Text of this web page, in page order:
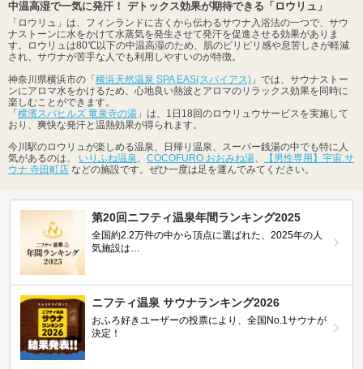
中温高湿で一気に発汗！ デトックス効果が期待できる「ロウリュ」
「ロウリュ」は、フィンランドに古くから伝わるサウナ入浴法の一つで、サウ
ナストーンに水をかけて水蒸気を発生させて発汗を促進させる効果がありま
す。ロウリュは80℃以下の中温高湿のため、肌のピリピリ感や息苦しさが軽減
され、サウナが苦手な人でも利用しやすいのが特徴。
神奈川県横浜市の「 横浜天然温泉 SPA EAS(スパイアス) 」では、サウナストー
ンにアロマ水をかけるため、心地良い熱波とアロマのリラックス効果を同時に
楽しむことができます。
「 横濱スパヒルズ 竜泉寺の湯 」は、1日18回のロウリュウサービスを実施して
おり、爽快な発汗と温熱効果が得られます。
今川駅のロウリュが楽しめる温泉、日帰り温泉、スーパー銭湯の中でも特に人
気があるのは、 いりふね温泉、 COCOFURO おおみね湯、
【男性専用】宇宙.サ
ウナ 寺田町店 などの施設です。ぜひ一度は足を運んでみてください。
第20回ニフティ温泉年間ランキング2025
全国約2.2万件の中から頂点に選ばれた、2025年の人
気施設は…
ニフティ温泉 サウナランキング2026
おふろ好きユーザーの投票により、全国No.1サウナが
決定！